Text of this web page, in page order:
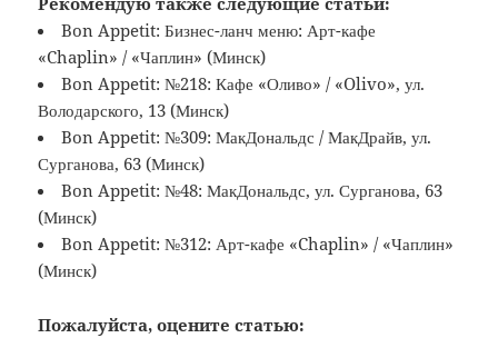
Bon Appetit: Бизнес-ланч меню: Арт-кафе
«Chaplin» / «Чаплин» (Минск)
Bon Appetit: №218: Кафе «Оливо» / «Olivo», ул.
Володарского, 13 (Минск)
Bon Appetit: №309: МакДональдс / МакДрайв, ул.
Сурганова, 63 (Минск)
Bon Appetit: №48: МакДональдс, ул. Сурганова, 63
(Минск)
Bon Appetit: №312: Арт-кафе «Chaplin» / «Чаплин»
(Минск)
Пожалуйста, оцените статью: